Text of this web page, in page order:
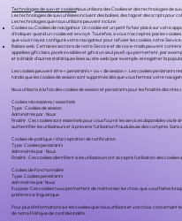
Technologies de suivi et cookiesNous utilisons des Cookies et des technologies de
Les technologies de suivi utilisées incluent des balises, des tags et des scripts
Les technologies que nous utilisons peuvent inclure :
Cookies ou Cookies de navigateur. Un cookie est un petit fichier placé sur votre
d’indiquer quand un cookie est envoyé. Toutefois, si vous n’acceptez pas les
que vous n’ayez configuré votre navigateur pour refuser les cookies, notre Service
Balises web. Certaines sections de notre Service et de nos e-mails peuvent
appelées gifs clairs, pixels invisibles et gifs à un seul pixel) qui permettent, par
et à établir d’autres statistiques liées au site web (par exemple, enregistrer la
Les cookies peuvent être « persistants » ou « de session ». Les cookies persistants
tandis que les cookies de session sont supprimés dès que vous fermez votre
Nous utilisons à la fois des cookies de session et persistants pour les finalités décrites
Cookies nécessaires / essentiels
Type : Cookies de session
Administrés par : Nous
Finalité : Ces cookies sont essentiels pour vous fournir les services disponibles via
authentifier les utilisateurs et à prévenir l’utilisation frauduleuse des comptes.
Cookies de politique / d’acceptation de notification
Type: Cookies persistants
Administrés par : Nous
Finalité : Ces cookies identifient si les utilisateurs ont accepté l’utilisation des cookies
Cookies de fonctionnalité
Type: Cookies persistants
Administrés par: Nous
Purpose: Ces cookies nous permettent de mémoriser les choix que vous faites
préférence linguistique.
Pour plus d’informations sur les cookies que nous utilisons et vos choix
de notre Politique de confidentialité.